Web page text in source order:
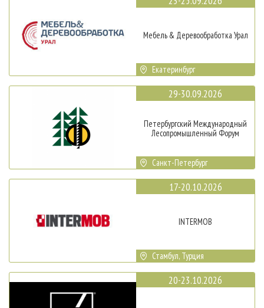
Мебель & Деревообработка Урал
Екатеринбург
29-30.09.2026
Петербургский Международный
Лесопромышленный Форум
Санкт-Петербург
17-20.10.2026
INTERMOB
Стамбул, Турция
20-23.10.2026